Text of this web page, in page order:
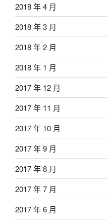
2018 年 4 月
2018 年 3 月
2018 年 2 月
2018 年 1 月
2017 年 12 月
2017 年 11 月
2017 年 10 月
2017 年 9 月
2017 年 8 月
2017 年 7 月
2017 年 6 月